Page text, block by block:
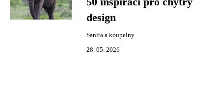
design
Sanita a koupelny
28. 05. 2026